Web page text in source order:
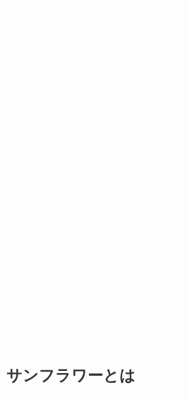
サンフラワーとは